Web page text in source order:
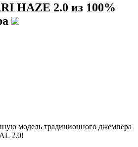
HAZE 2.0 из 100%
модель традиционного джемпера
2.0!